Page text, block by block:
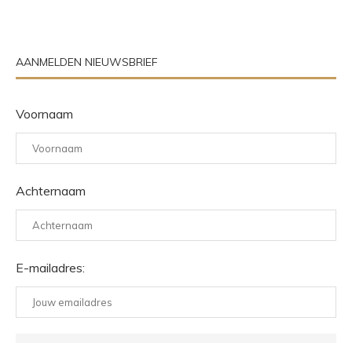
AANMELDEN NIEUWSBRIEF
Voornaam
Achternaam
E-mailadres: